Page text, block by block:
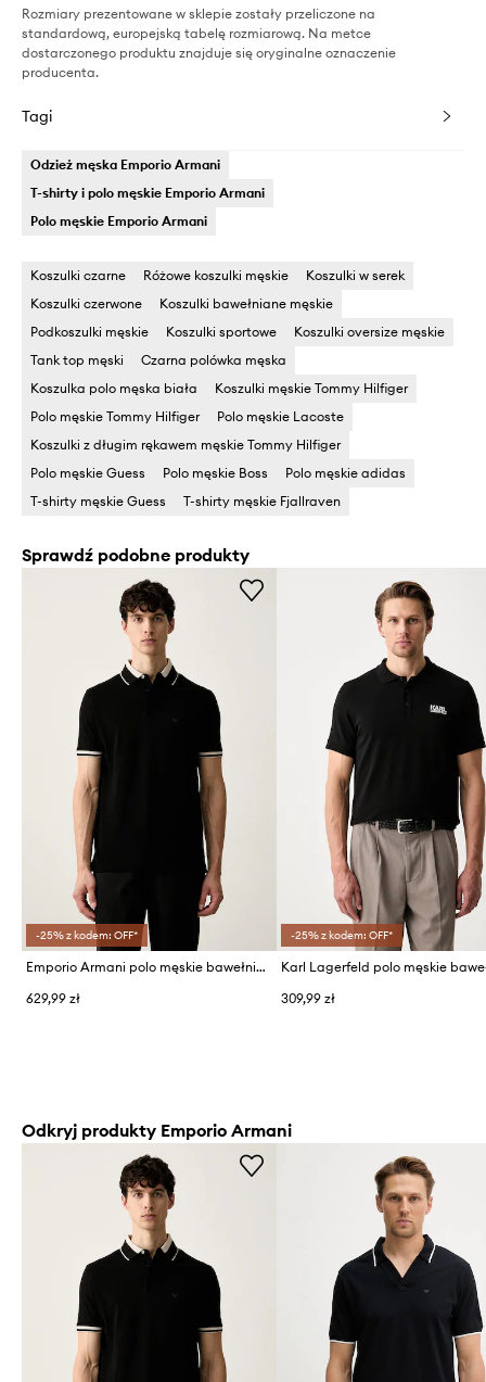
Rozmiary prezentowane w sklepie zostały przeliczone na
standardową, europejską tabelę rozmiarową. Na metce
dostarczonego produktu znajduje się oryginalne oznaczenie
producenta.
Tagi
Odzież męska Emporio Armani
T-shirty i polo męskie Emporio Armani
Polo męskie Emporio Armani
Koszulki czarne Różowe koszulki męskie
Koszulki w serek
Koszulki czerwone
Koszulki bawełniane męskie
Podkoszulki męskie
Koszulki sportowe
Koszulki oversize męskie
Tank top męski
Czarna polówka męska
Koszulka polo męska biała
Koszulki męskie Tommy Hilfiger
Polo męskie Tommy Hilfiger
Polo męskie Lacoste
Koszulki z długim rękawem męskie Tommy Hilfiger
Polo męskie Guess
Polo męskie Boss
Polo męskie adidas
T-shirty męskie Guess
T-shirty męskie Fjallraven
Sprawdź podobne produkty
-25% z kodem: OFF*
Emporio Armani polo męskie bawełniane
629,99 zł
-25% z kodem: OFF*
309,99 zł
Odkryj produkty Emporio Armani